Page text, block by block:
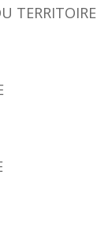
TERRITOIRE